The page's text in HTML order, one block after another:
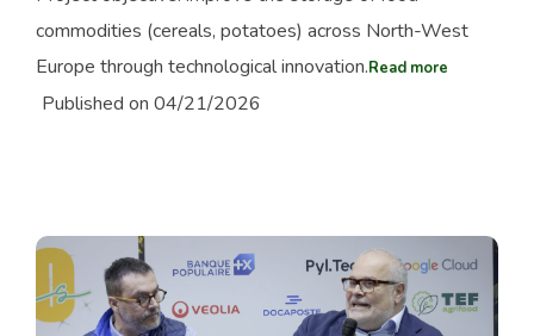
commodities (cereals, potatoes) across North-West
Europe through technological innovation.Read more
Published on 04/21/2026